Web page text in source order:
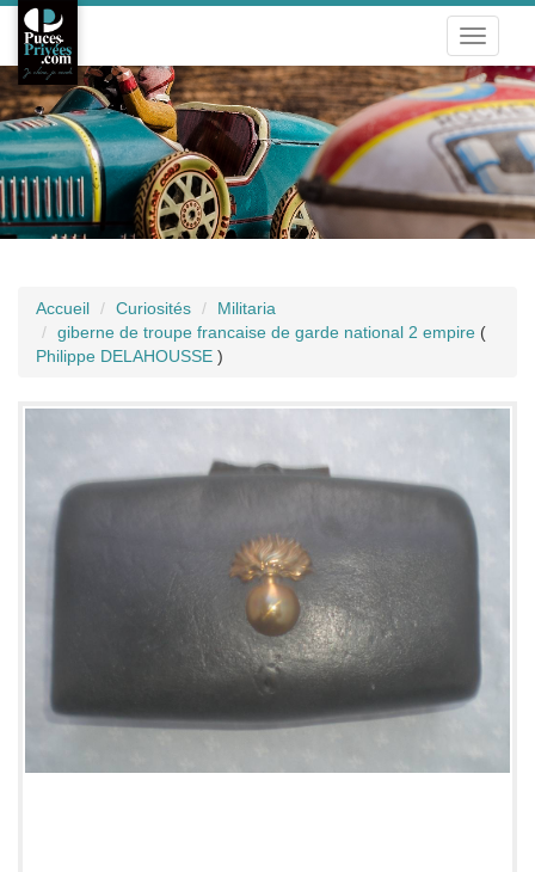
Toggle
Accueil Curiosités
Militaria
giberne de troupe francaise de garde national 2 empire (
Philippe DELAHOUSSE )